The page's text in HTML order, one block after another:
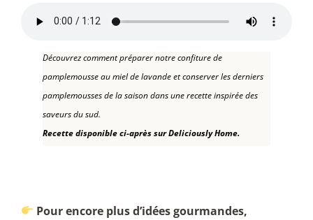
Découvrez comment préparer notre confiture de
pamplemousse au miel de lavande et conserver les derniers
pamplemousses de la saison dans une recette inspirée des
saveurs du sud.
Recette disponible ci-après sur Deliciously Home.
Pour encore plus d’idées gourmandes,